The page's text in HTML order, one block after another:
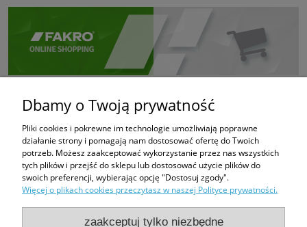
Dbamy o Twoją prywatność
Pliki cookies i pokrewne im technologie umożliwiają poprawne
działanie strony i pomagają nam dostosować ofertę do Twoich
potrzeb. Możesz zaakceptować wykorzystanie przez nas wszystkich
tych plików i przejść do sklepu lub dostosować użycie plików do
swoich preferencji, wybierając opcję "Dostosuj zgody".
Więcej o plikach cookies przeczytasz w naszej Polityce prywatności.
zaakceptuj tylko niezbędne